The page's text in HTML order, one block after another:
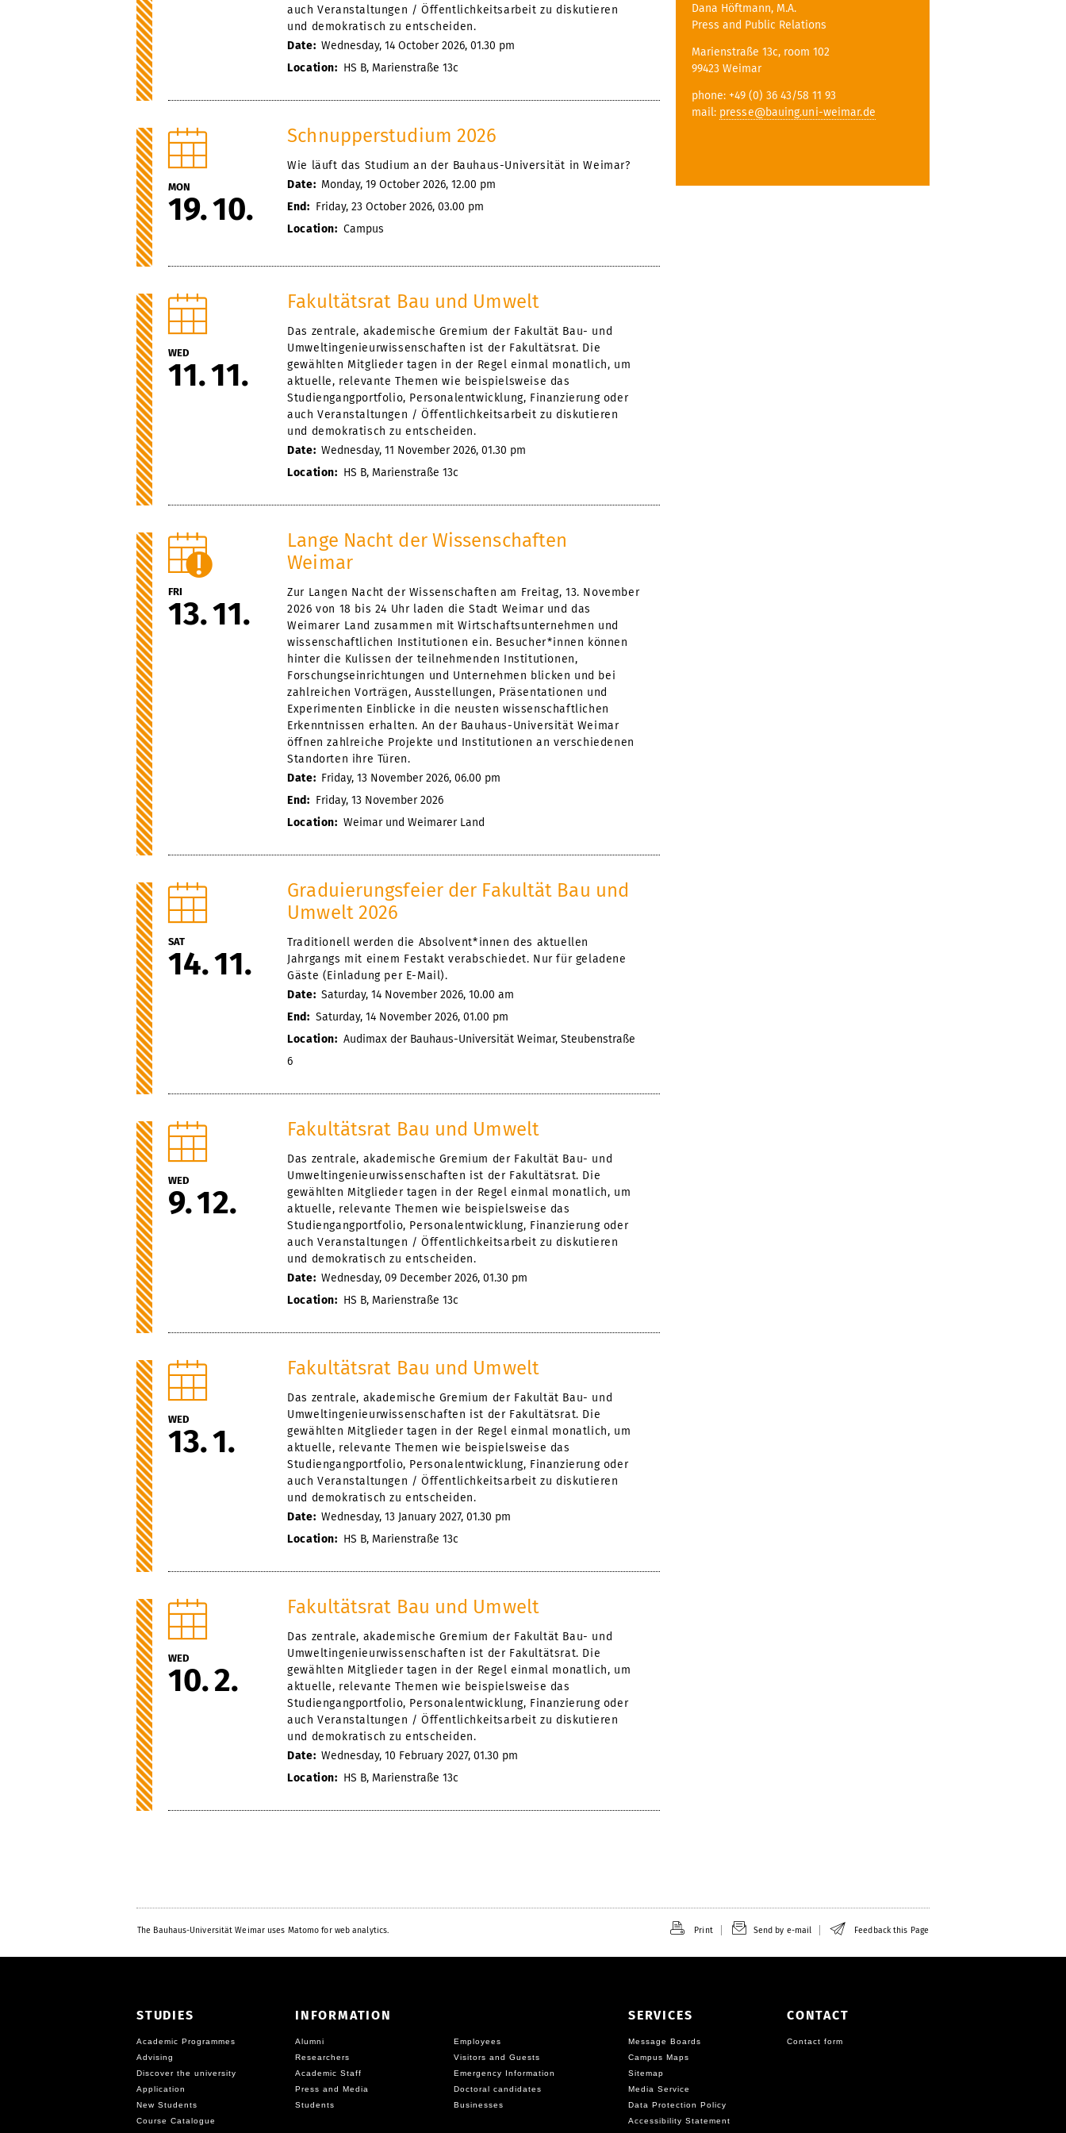
auch Veranstaltungen / Öffentlichkeitsarbeit zu diskutieren
und demokratisch zu entscheiden.
Date: Wednesday, 14 October 2026, 01.30 pm
Location: HS B, Marienstraße 13c
MON
19 10
Schnupperstudium 2026
Wie läuft das Studium an der Bauhaus-Universität in Weimar?
Date: Monday, 19 October 2026, 12.00 pm
End: Friday, 23 October 2026, 03.00 pm
Location: Campus
WED
11 11
Fakultätsrat Bau und Umwelt
Das zentrale, akademische Gremium der Fakultät Bau- und
Umweltingenieurwissenschaften ist der Fakultätsrat. Die
gewählten Mitglieder tagen in der Regel einmal monatlich, um
aktuelle, relevante Themen wie beispielsweise das
Studiengangportfolio, Personalentwicklung, Finanzierung oder
auch Veranstaltungen / Öffentlichkeitsarbeit zu diskutieren
und demokratisch zu entscheiden.
Date: Wednesday, 11 November 2026, 01.30 pm
Location: HS B, Marienstraße 13c
FRI
13 11
Lange Nacht der Wissenschaften
Weimar
Zur Langen Nacht der Wissenschaften am Freitag, 13. November
2026 von 18 bis 24 Uhr laden die Stadt Weimar und das
Weimarer Land zusammen mit Wirtschaftsunternehmen und
wissenschaftlichen Institutionen ein. Besucher*innen können
hinter die Kulissen der teilnehmenden Institutionen,
Forschungseinrichtungen und Unternehmen blicken und bei
zahlreichen Vorträgen, Ausstellungen, Präsentationen und
Experimenten Einblicke in die neusten wissenschaftlichen
Erkenntnissen erhalten. An der Bauhaus-Universität Weimar
öffnen zahlreiche Projekte und Institutionen an verschiedenen
Standorten ihre Türen.
Date: Friday, 13 November 2026, 06.00 pm
End: Friday, 13 November 2026
Location: Weimar und Weimarer Land
SAT
14 11
Graduierungsfeier der Fakultät Bau und
Umwelt 2026
Traditionell werden die Absolvent*innen des aktuellen
Jahrgangs mit einem Festakt verabschiedet. Nur für geladene
Gäste (Einladung per E-Mail).
Date: Saturday, 14 November 2026, 10.00 am
End: Saturday, 14 November 2026, 01.00 pm
Location: Audimax der Bauhaus-Universität Weimar, Steubenstraße
6
WED
9 12
Fakultätsrat Bau und Umwelt
Das zentrale, akademische Gremium der Fakultät Bau- und
Umweltingenieurwissenschaften ist der Fakultätsrat. Die
gewählten Mitglieder tagen in der Regel einmal monatlich, um
aktuelle, relevante Themen wie beispielsweise das
Studiengangportfolio, Personalentwicklung, Finanzierung oder
auch Veranstaltungen / Öffentlichkeitsarbeit zu diskutieren
und demokratisch zu entscheiden.
Date: Wednesday, 09 December 2026, 01.30 pm
Location: HS B, Marienstraße 13c
WED
13 1
Fakultätsrat Bau und Umwelt
Das zentrale, akademische Gremium der Fakultät Bau- und
Umweltingenieurwissenschaften ist der Fakultätsrat. Die
gewählten Mitglieder tagen in der Regel einmal monatlich, um
aktuelle, relevante Themen wie beispielsweise das
Studiengangportfolio, Personalentwicklung, Finanzierung oder
auch Veranstaltungen / Öffentlichkeitsarbeit zu diskutieren
und demokratisch zu entscheiden.
Date: Wednesday, 13 January 2027, 01.30 pm
Location: HS B, Marienstraße 13c
WED
10 2
Fakultätsrat Bau und Umwelt
Das zentrale, akademische Gremium der Fakultät Bau- und
Umweltingenieurwissenschaften ist der Fakultätsrat. Die
gewählten Mitglieder tagen in der Regel einmal monatlich, um
aktuelle, relevante Themen wie beispielsweise das
Studiengangportfolio, Personalentwicklung, Finanzierung oder
auch Veranstaltungen / Öffentlichkeitsarbeit zu diskutieren
und demokratisch zu entscheiden.
Date: Wednesday, 10 February 2027, 01.30 pm
Location: HS B, Marienstraße 13c
Dana Höftmann, M.A.
Press and Public Relations
Marienstraße 13c, room 102
99423 Weimar
phone: +49 (0) 36 43/58 11 93
mail: presse@bauing.uni-weimar.de
The Bauhaus-Universität Weimar uses Matomo for web analytics. Print Send by e-mail Feedback this Page
STUDIES
Academic Programmes
Advising
Discover the university
Application
New Students
Course Catalogue
INFORMATION
Alumni
Employees
Researchers
Visitors and Guests
Academic Staff
Emergency Information
Press and Media
Doctoral candidates
Students
Businesses
SERVICES
Message Boards
Campus Maps
Sitemap
Media Service
Data Protection Policy
Accessibility Statement
CONTACT
Contact form